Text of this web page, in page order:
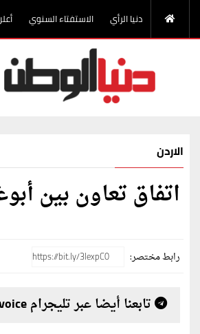
دنيا الرأي الاستفتاء السنوي
الاردن
اتفاق تعاون بين
رابط مختصر:
تابعنا أيضا عبر تليجرام t.me/alwatanvoice